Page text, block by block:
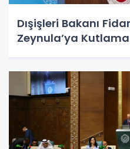
Dışişleri Bakanı
Zeynula’ya Kutlama